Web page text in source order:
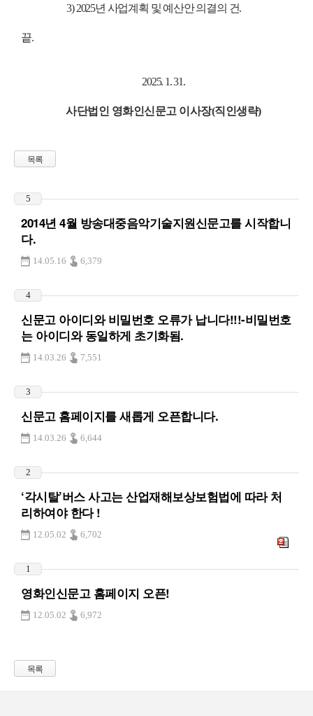
3) 2025년 사업계획 및 예산안 의결의 건.
끝.
2025. 1. 31.
사단법인 영화인신문고 이사장(직인생략)
목록
5
2014년 4월 방송대중음악기술지원신문고를 시작합니
다.
14.05.16 6,379
4
신문고 아이디와 비밀번호 오류가 납니다!!!-비밀번호
는 아이디와 동일하게 초기화됨.
14.03.26 7,551
3
신문고 홈페이지를 새롭게 오픈합니다.
14.03.26 6,644
2
‘각시탈’버스 사고는 산업재해보상보험법에 따라 처
리하여야 한다 !
12.05.02 6,702
1
영화인신문고 홈페이지 오픈!
12.05.02 6,972
목록